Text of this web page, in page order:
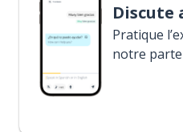
Discute
Pratique
notre